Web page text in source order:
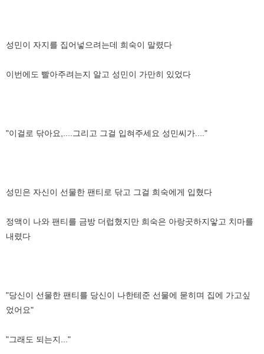
성민이 자지를 집어넣으려는데 희숙이 말렸다
이번에도 빨아주려는지 알고 성민이 가만히 있었다
"이걸로 닦아요,....그리고 그걸 입혀주세요 성민씨가...."
성민은 자신이 선물한 팬티로 닦고 그걸 희숙에게 입혔다
정액이 나와 팬티를 금방 더럽혔지만 희숙은 아랑곳하지앟고 치마를
내렸다
"당신이 선물한 팬티를 당신이 나한테준 선물에 묻히며 집에 가고싶
었어요"
"그래도 되는지..."